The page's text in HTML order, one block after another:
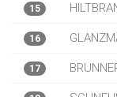
15
16
17